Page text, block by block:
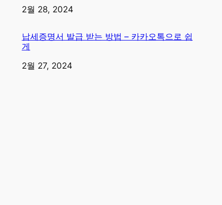
일자
2월 28, 2024
납세증명서 발급 받는 방법 – 카카오톡으로 쉽
게
일자
2월 27, 2024